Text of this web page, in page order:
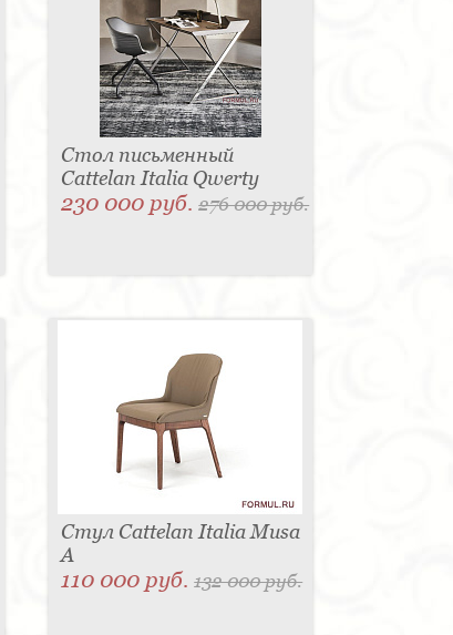
Стол письменный
Cattelan Italia Qwerty
230 000 руб.276 000 руб.
Стул Cattelan Italia Musa
A
110 000 руб.132 000 руб.